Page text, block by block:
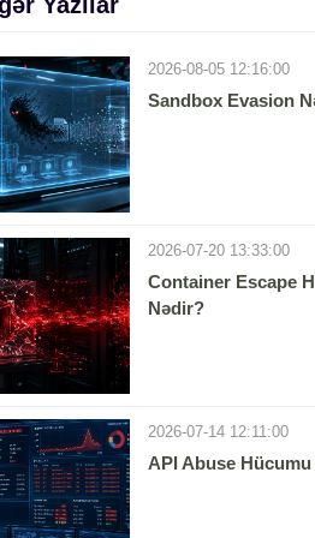
2026-08-05 12:16:00
Sandbox Evasion
2026-07-20 13:33:00
Container Escape
Nədir?
2026-07-14 12:11:00
API Abuse